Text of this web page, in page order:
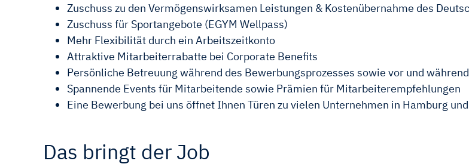
Zuschuss zu den Vermögenswirksamen Leistungen & Kostenübernahme des
Zuschuss für Sportangebote (EGYM Wellpass)
Mehr Flexibilität durch ein Arbeitszeitkonto
Attraktive Mitarbeiterrabatte bei Corporate Benefits
Persönliche Betreuung während des Bewerbungsprozesses sowie vor und
Spannende Events für Mitarbeitende sowie Prämien für Mitarbeiterempfehlungen
Eine Bewerbung bei uns öffnet Ihnen Türen zu vielen Unternehmen in Hamburg
Das bringt der Job